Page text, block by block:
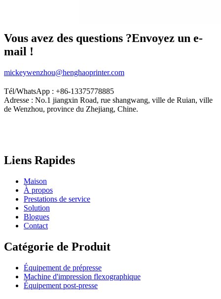
Vous avez des questions ?Envoyez un e-
mail !
mickeywenzhou@henghaoprinter.com
Tél/WhatsApp : +86-13375778885
Adresse : No.1 jiangxin Road, rue shangwang, ville de Ruian, ville
de Wenzhou, province du Zhejiang, Chine.
Liens Rapides
Maison
À propos
Prestations de service
Solution
Blogues
Contact
Catégorie de Produit
Équipement de prépresse
Machine d'impression flexographique
Équipement post-presse